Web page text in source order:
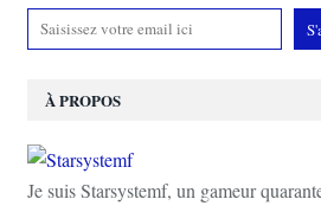
À PROPOS
Je suis Starsystemf, un gameur